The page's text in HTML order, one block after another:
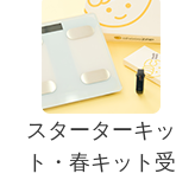
スターターキッ
ト・春キット受